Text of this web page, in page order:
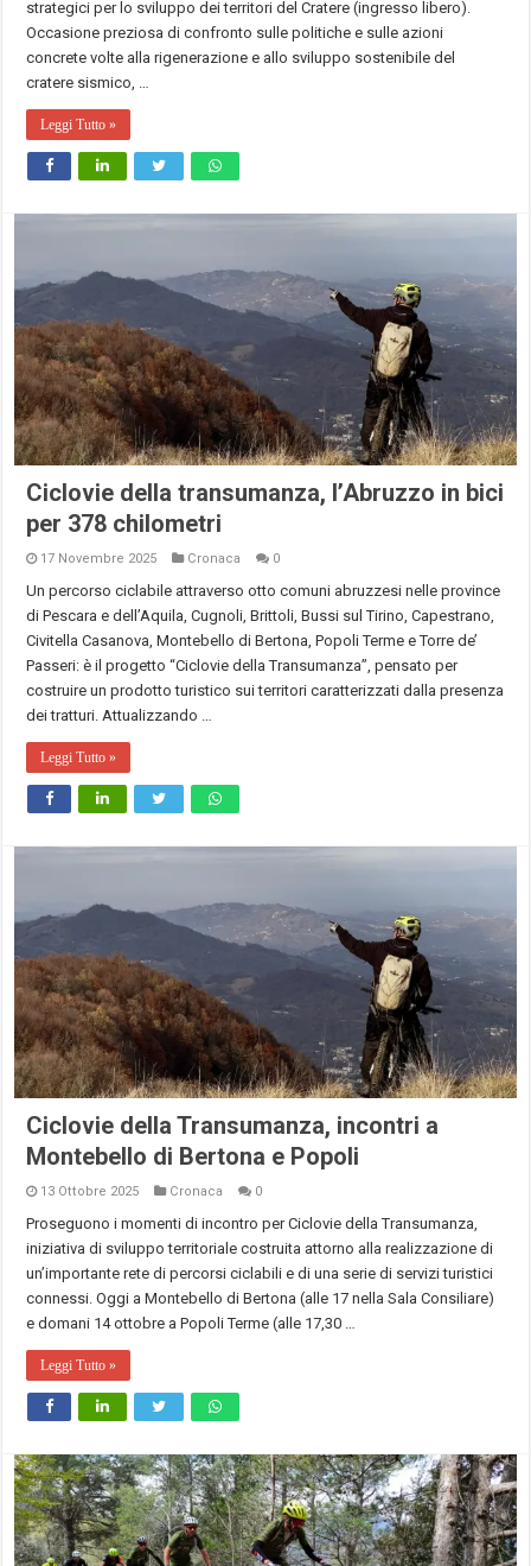
strategici per lo sviluppo dei territori del Cratere (ingresso libero).
Occasione preziosa di confronto sulle politiche e sulle azioni
concrete volte alla rigenerazione e allo sviluppo sostenibile del
cratere sismico, …
Leggi Tutto »
Ciclovie della transumanza, l’Abruzzo in bici
per 378 chilometri
17 Novembre 2025 Cronaca 0
Un percorso ciclabile attraverso otto comuni abruzzesi nelle province
di Pescara e dell’Aquila, Cugnoli, Brittoli, Bussi sul Tirino, Capestrano,
Civitella Casanova, Montebello di Bertona, Popoli Terme e Torre de’
Passeri: è il progetto “Ciclovie della Transumanza”, pensato per
costruire un prodotto turistico sui territori caratterizzati dalla presenza
dei tratturi. Attualizzando …
Leggi Tutto »
Ciclovie della Transumanza, incontri a
Montebello di Bertona e Popoli
13 Ottobre 2025 Cronaca 0
Proseguono i momenti di incontro per Ciclovie della Transumanza,
iniziativa di sviluppo territoriale costruita attorno alla realizzazione di
un’importante rete di percorsi ciclabili e di una serie di servizi turistici
connessi. Oggi a Montebello di Bertona (alle 17 nella Sala Consiliare)
e domani 14 ottobre a Popoli Terme (alle 17,30 …
Leggi Tutto »